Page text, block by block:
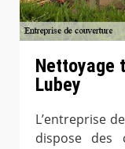
Nettoyage
Lubey
L’entreprise
dispose des